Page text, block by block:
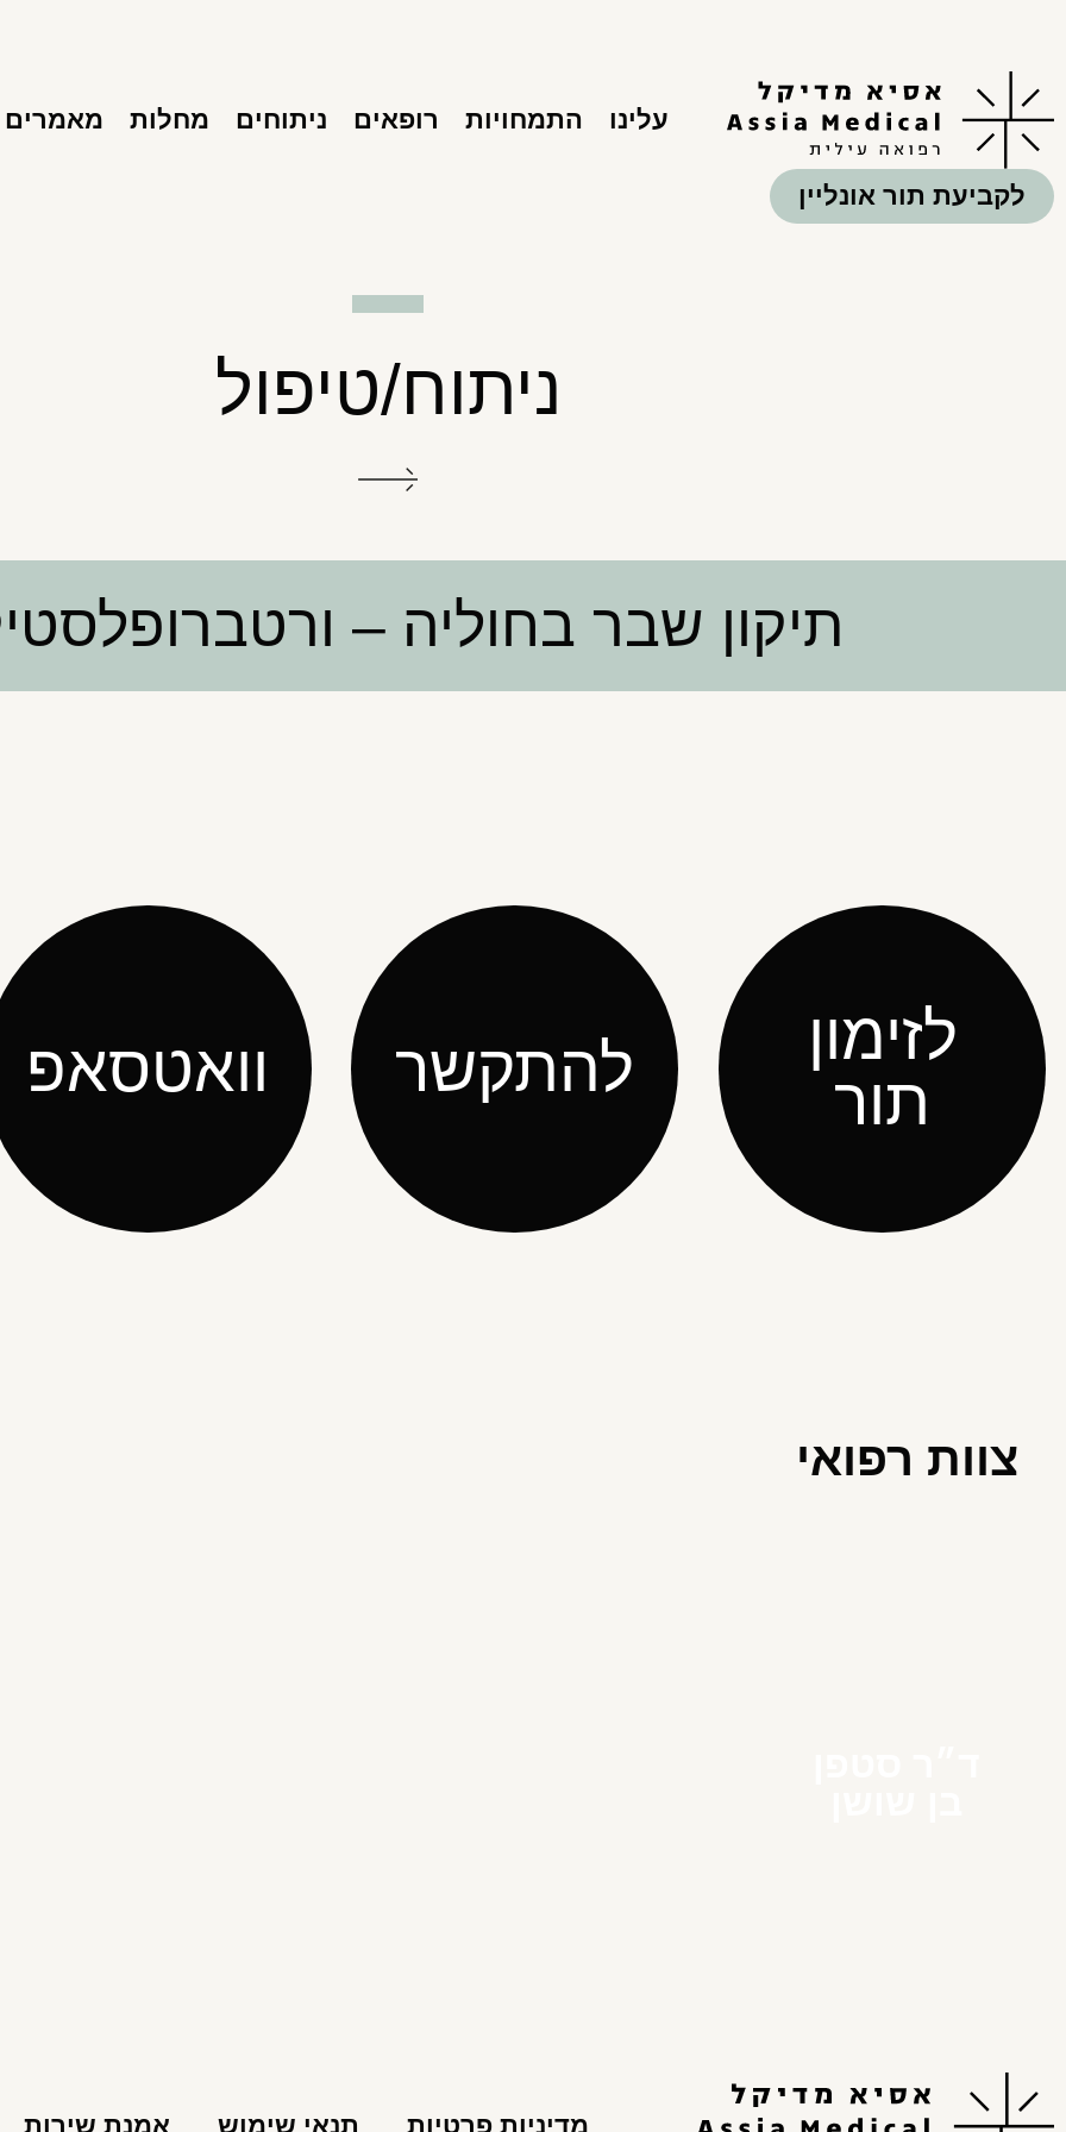
עלינו התמחויות רופאים ניתוחים מחלות מאמרים
לקביעת תור אונליין
ניתוח/טיפול
תיקון שבר בחוליה –
לזימון
תור
להתקשר וואטסאפ
צוות רפואי
מדיניות פרטיות תנאי שימוש אמנת שירות